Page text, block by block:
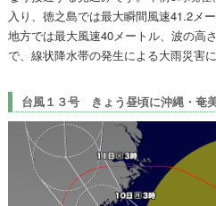
入り、徳之島では最大瞬間風速41.2メ
地方では最大風速40メートル、波の高
で、線状降水帯の発生による大雨災害
台風１３号 きょう昼頃に沖縄・